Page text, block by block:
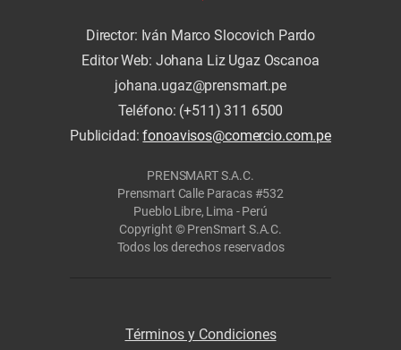
Director: Iván Marco Slocovich Pardo
Editor Web: Johana Liz Ugaz Oscanoa
johana.ugaz@prensmart.pe
Teléfono: (+511) 311 6500
Publicidad:fonoavisos@comercio.com.pe
PRENSMART S.A.C.
Prensmart Calle Paracas #532
Pueblo Libre, Lima - Perú
Copyright © PrenSmart S.A.C.
Todos los derechos reservados
Términos y Condiciones